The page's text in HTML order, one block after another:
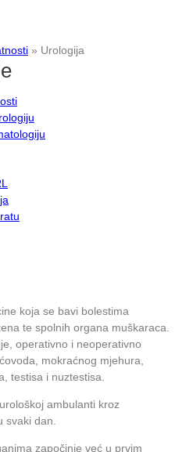
» Urologija
koja se bavi bolestima
te spolnih organa muškaraca.
operativno i neoperativno
mokraćnog mjehura,
testisa i nuztestisa.
ambulanti kroz
svaki dan.
započinje već u prvim